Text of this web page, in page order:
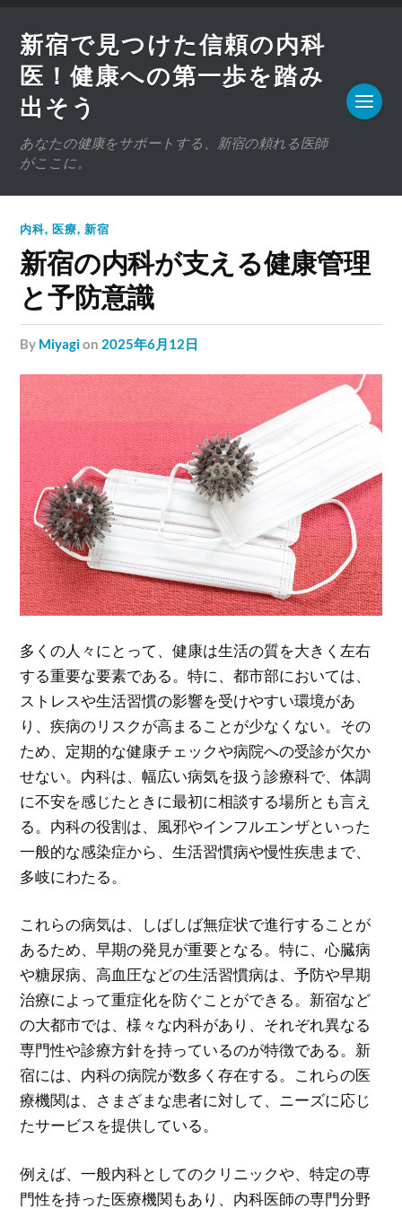
新宿で見つけた信頼の内科
医！健康への第一歩を踏み
出そう
あなたの健康をサポートする、新宿の頼れる医師
がここに。
内科, 医療,新宿
新宿の内科が支える健康管理
と予防意識
by Miyagion 2025年6月12日
多くの人々にとって、健康は生活の質を大きく左右
する重要な要素である。特に、都市部においては、
ストレスや生活習慣の影響を受けやすい環境があ
り、疾病のリスクが高まることが少なくない。その
ため、定期的な健康チェックや病院への受診が欠か
せない。内科は、幅広い病気を扱う診療科で、体調
に不安を感じたときに最初に相談する場所とも言え
る。内科の役割は、風邪やインフルエンザといった
一般的な感染症から、生活習慣病や慢性疾患まで、
多岐にわたる。
これらの病気は、しばしば無症状で進行することが
あるため、早期の発見が重要となる。特に、心臓病
や糖尿病、高血圧などの生活習慣病は、予防や早期
治療によって重症化を防ぐことができる。新宿など
の大都市では、様々な内科があり、それぞれ異なる
専門性や診療方針を持っているのが特徴である。新
宿には、内科の病院が数多く存在する。これらの医
療機関は、さまざまな患者に対して、ニーズに応じ
たサービスを提供している。
例えば、一般内科としてのクリニックや、特定の専
門性を持った医療機関もあり、内科医師の専門分野